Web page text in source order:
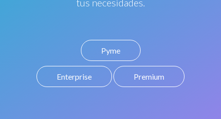
tus necesidades.
Pyme
Enterprise Premium